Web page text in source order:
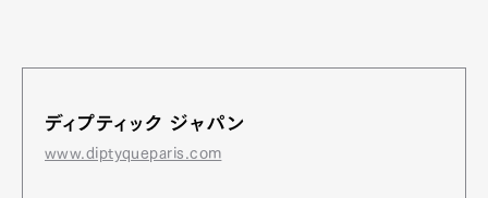
ディプティック ジャパン
www.diptyqueparis.com